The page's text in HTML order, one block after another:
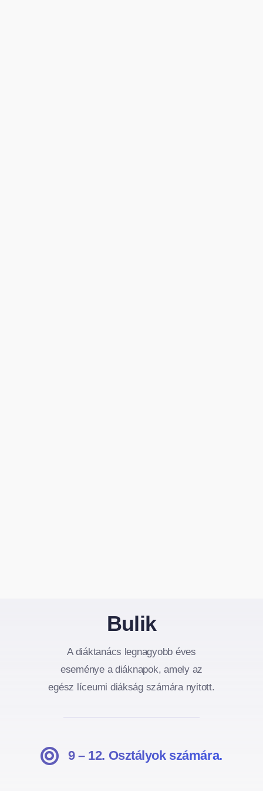
Bulik
A diáktanács legnagyobb éves
eseménye a diáknapok, amely az
egész líceumi diákság számára nyitott.
9 – 12. Osztályok számára.